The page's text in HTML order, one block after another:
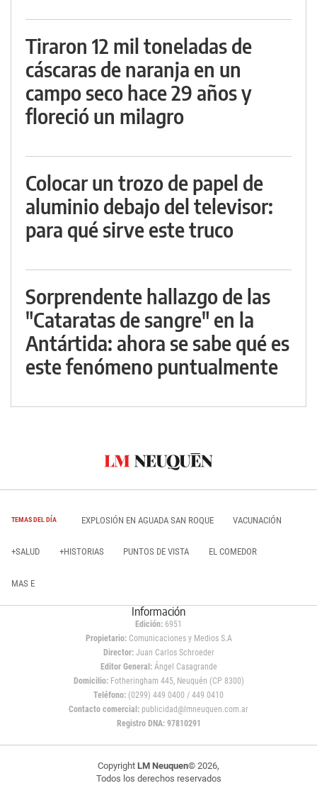
Tiraron 12 mil toneladas de
cáscaras de naranja en un
campo seco hace 29 años y
floreció un milagro
Colocar un trozo de papel de
aluminio debajo del televisor:
para qué sirve este truco
Sorprendente hallazgo de las
"Cataratas de sangre" en la
Antártida: ahora se sabe qué es
este fenómeno puntualmente
TEMAS DEL DÍA EXPLOSIÓN EN AGUADA SAN ROQUE VACUNACIÓN
+SALUD +HISTORIAS PUNTOS DE VISTA EL COMEDOR
MAS E
Información
Edición: 6951
Propietario:Comunicaciones y Medios S.A
Director: Juan Carlos Schroeder
Editor General:Ángel Casagrande
Domicilio:Fotheringham 445, Neuquén (CP 8300)
Teléfono: (0299) 449 0400 / 449 0410
Contacto comercial: publicidad@lmneuquen.com.ar
Registro DNA: 97810291
Copyright LM Neuquen© 2026,
Todos los derechos reservados